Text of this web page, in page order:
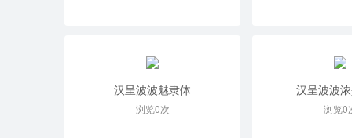
汉呈波波魅隶体
浏览0次
汉呈波波
浏览0